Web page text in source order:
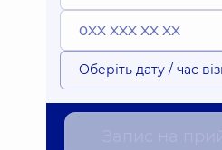
Оберіть дату / час